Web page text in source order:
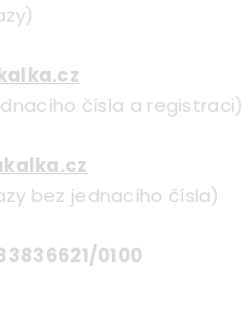
čísla a registraci)
bez jednacího čísla)
0100